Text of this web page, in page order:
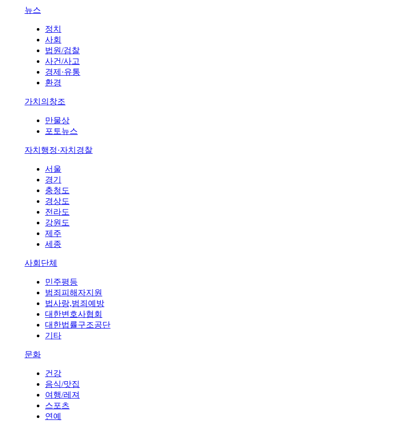
뉴스
정치
사회
법원/검찰
사건/사고
경제·유통
환경
가치의창조
만물상
포토뉴스
자치행정·자치경찰
서울
경기
충청도
경상도
전라도
강원도
제주
세종
사회단체
민주평등
범죄피해자지원
법사랑,범죄예방
대한변호사협회
대한법률구조공단
기타
문화
건강
음식/맛집
여행/레져
스포츠
연예